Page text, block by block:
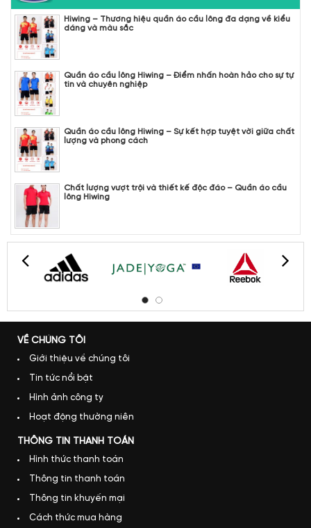
Hiwing – Thương hiệu quần áo cầu lông đa dạng về kiểu
dáng và màu sắc
Quần áo cầu lông Hiwing – Điểm nhấn hoàn hảo cho sự tự
tin và chuyên nghiệp
Quần áo cầu lông Hiwing – Sự kết hợp tuyệt vời giữa chất
lượng và phong cách
Chất lượng vượt trội và thiết kế độc đáo – Quần áo cầu
lông Hiwing
VỀ CHÚNG TÔI
Giới thiệu về chúng tôi
Tin tức nổi bật
Hình ảnh công ty
Hoạt động thường niên
THÔNG TIN THANH TOÁN
Hình thức thanh toán
Thông tin thanh toán
Thông tin khuyến mại
Cách thức mua hàng